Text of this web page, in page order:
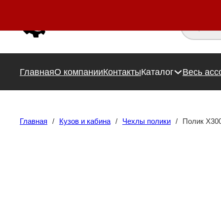
Поиск
ГлавнаяО компанииКонтактыКаталог Весь
Главная / Кузов и кабина / Чехлы полики / Полик